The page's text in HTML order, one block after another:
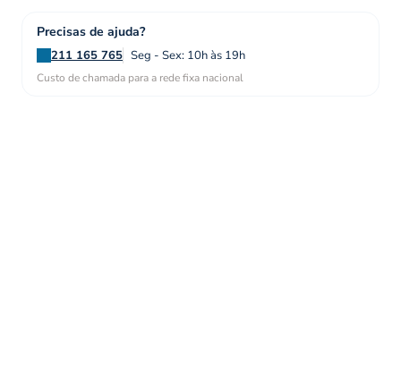
Precisas de ajuda?
211 165 765 Seg - Sex: 10h às 19h
Custo de chamada para a rede fixa nacional